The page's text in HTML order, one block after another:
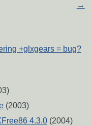
→
+glxgears = bug?
(2003)
4.3.0 (2004)